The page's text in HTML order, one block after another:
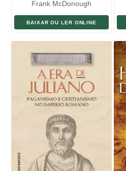
Frank McDonough
BAIXAR OU LER ONLINE